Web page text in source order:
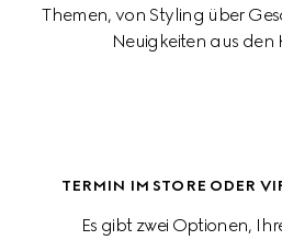
Themen, von Styling über
Neuigkeiten aus den
TERMIN IM STORE ODER
Es gibt zwei Optionen,